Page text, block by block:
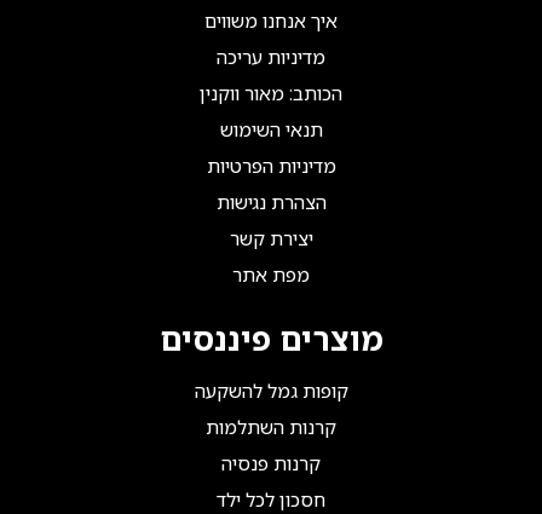
איך אנחנו משווים
מדיניות עריכה
הכותב: מאור ווקנין
תנאי השימוש
מדיניות הפרטיות
הצהרת נגישות
יצירת קשר
מפת אתר
מוצרים פיננסים
קופות גמל להשקעה
קרנות השתלמות
קרנות פנסיה
חסכון לכל ילד